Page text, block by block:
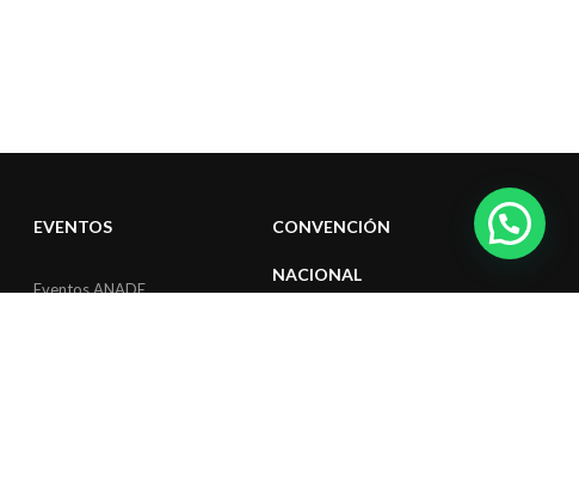
EVENTOS
Eventos ANADE
CONVENCIÓN
NACIONAL